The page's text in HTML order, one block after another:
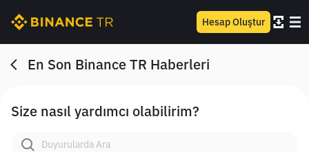
Hesap Oluştur
En Son Binance TR Haberleri
Size nasıl yardımcı olabilirim?